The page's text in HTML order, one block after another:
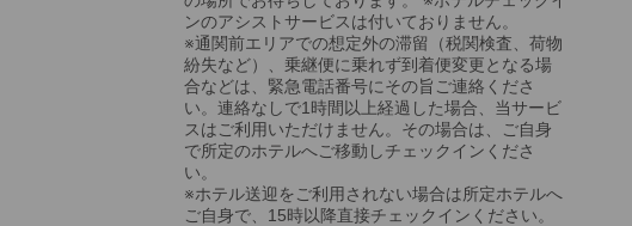
ンのアシストサービスは付いておりません。
※通関前エリアでの想定外の滞留（税関検査、荷物
紛失など）、乗継便に乗れず到着便変更となる場
合などは、緊急電話番号にその旨ご連絡くださ
い。連絡なしで1時間以上経過した場合、当サービ
スはご利用いただけません。その場合は、ご自身
で所定のホテルへご移動しチェックインくださ
い。
※ホテル送迎をご利用されない場合は所定ホテルへ
ご自身で、15時以降直接チェックインください。